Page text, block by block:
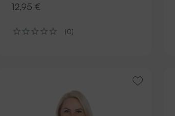
12,95 €
(0)